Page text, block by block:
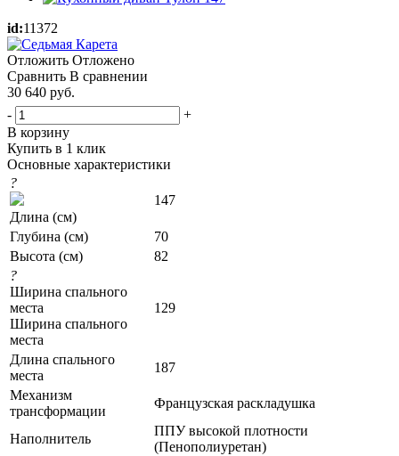
id:11372
Отложить Отложено
Сравнить В сравнении
30 640 руб.
-
+
В корзину
Купить в 1 клик
Основные характеристики
?
Длина (см)
147
Глубина (см)
70
Высота (см)
82
?
Ширина спального
места
Ширина спального
места
129
Длина спального
места
187
Механизм
трансформации
Французская раскладушка
Наполнитель
ППУ высокой плотности
(Пенополиуретан)